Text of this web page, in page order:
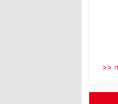
>>